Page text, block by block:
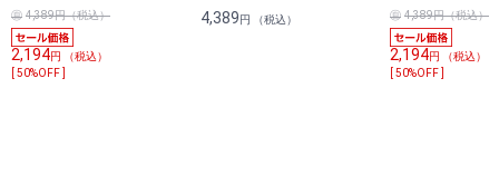
カラーポロシャツ トリコット無
地
4,389円（税込）
2,194円 （税込）
[ 50%OFF ]
チ ボタンダウンシャツ LES MUES
レギュラーフィット
4,389円 （税込）
カラーポロシャツ ト
地
4,389円（税込）
2,194円 （税込）
[ 50%OFF ]